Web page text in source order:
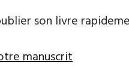
son livre
manuscrit